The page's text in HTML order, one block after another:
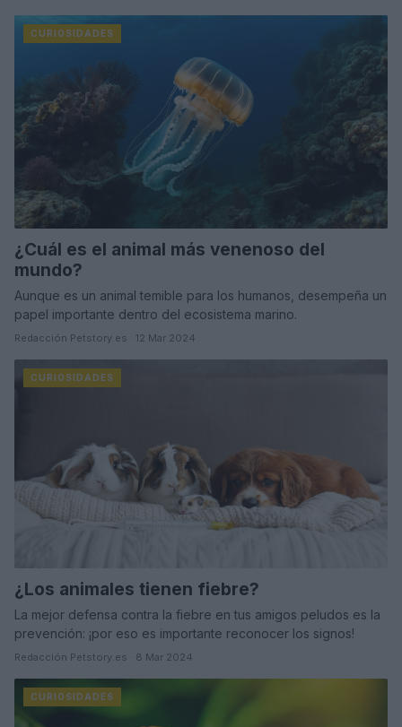
CURIOSIDADES
¿Cuál es el animal más venenoso del
mundo?
Aunque es un animal temible para los humanos, desempeña un
papel importante dentro del ecosistema marino.
Redacción Petstory.es · 12 Mar 2024
CURIOSIDADES
¿Los animales tienen fiebre?
La mejor defensa contra la fiebre en tus amigos peludos es la
prevención: ¡por eso es importante reconocer los signos!
Redacción Petstory.es · 8 Mar 2024
CURIOSIDADES